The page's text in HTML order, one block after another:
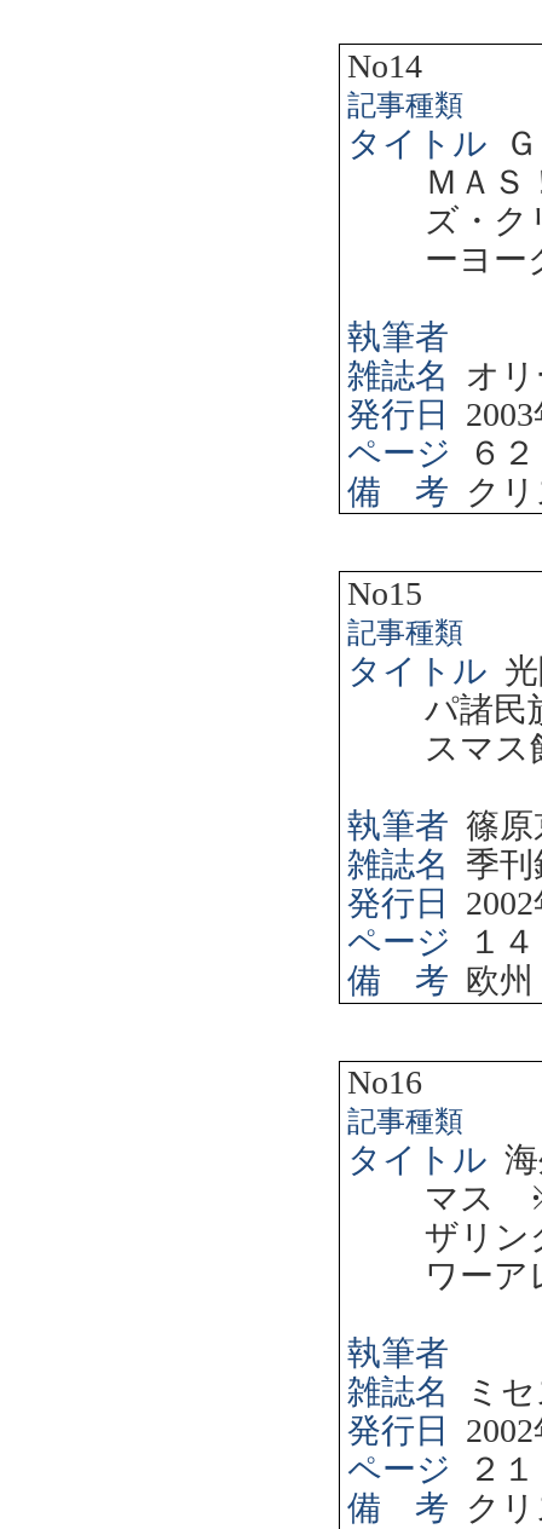
No14
記事種類
タイトル
ＭＡ
ズ・
ーヨー
執筆者
雑誌名
オ
発行日
2003
ページ
６
備 考 ク
No15
記事種類
タイトル
パ諸民
スマス
執筆者 篠原
雑誌名
季刊
発行日
2002
ページ
１
備 考 欧
No16
記事種類
タイトル
マス ※
ザリン
ワーア
執筆者
雑誌名
ミ
発行日
2002
ページ
２
備 考 ク